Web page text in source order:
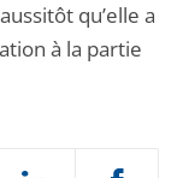
qu’elle a
à la partie